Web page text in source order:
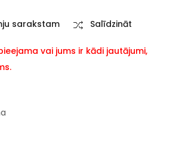
sarakstam Salīdzināt
vai jums ir kādi jautājumi,